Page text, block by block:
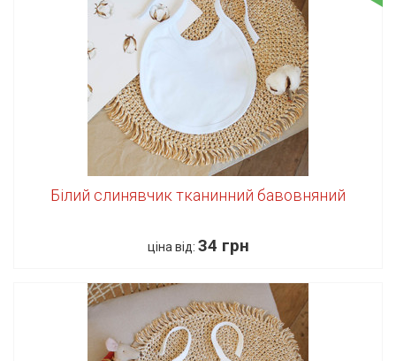
Білий слинявчик тканинний бавовняний
ціна від: 34 грн